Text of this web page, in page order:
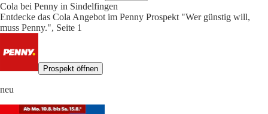
Cola bei Penny in Sindelfingen
Entdecke das Cola Angebot im Penny Prospekt "Wer günstig will,
muss Penny.", Seite 1
Prospekt öffnen
neu